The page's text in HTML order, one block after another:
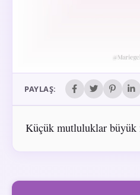
PAYLAŞ:
Küçük mutluluklar büyük